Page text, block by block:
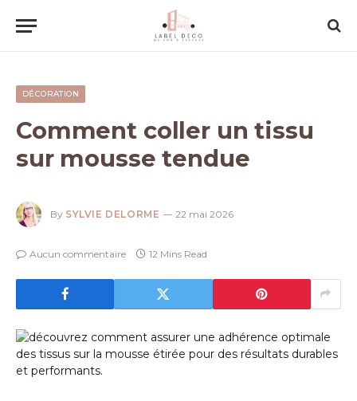
DÉCORATION
Comment coller un tissu
sur mousse tendue
By SYLVIE DELORME 22 mai 2026
Aucun commentaire 12 Mins Read